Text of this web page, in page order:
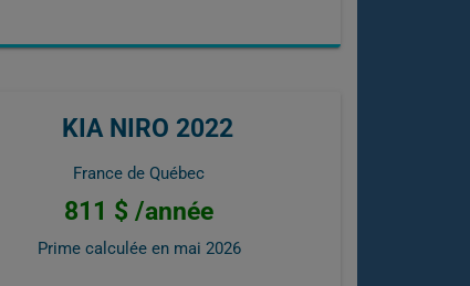
KIA NIRO 2022
France de Québec
811 $ /année
Prime calculée en mai 2026